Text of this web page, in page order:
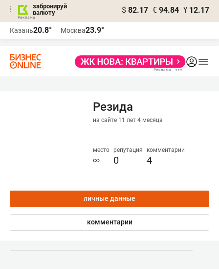
забронируй
валюту
$ 82.17 € 94.84 ¥ 12.17
Казань20.8° Москва23.9°
Резида
на сайте 11 лет 4 месяца
место
∞
репутация
0
комментарии
4
личные данные
комментарии